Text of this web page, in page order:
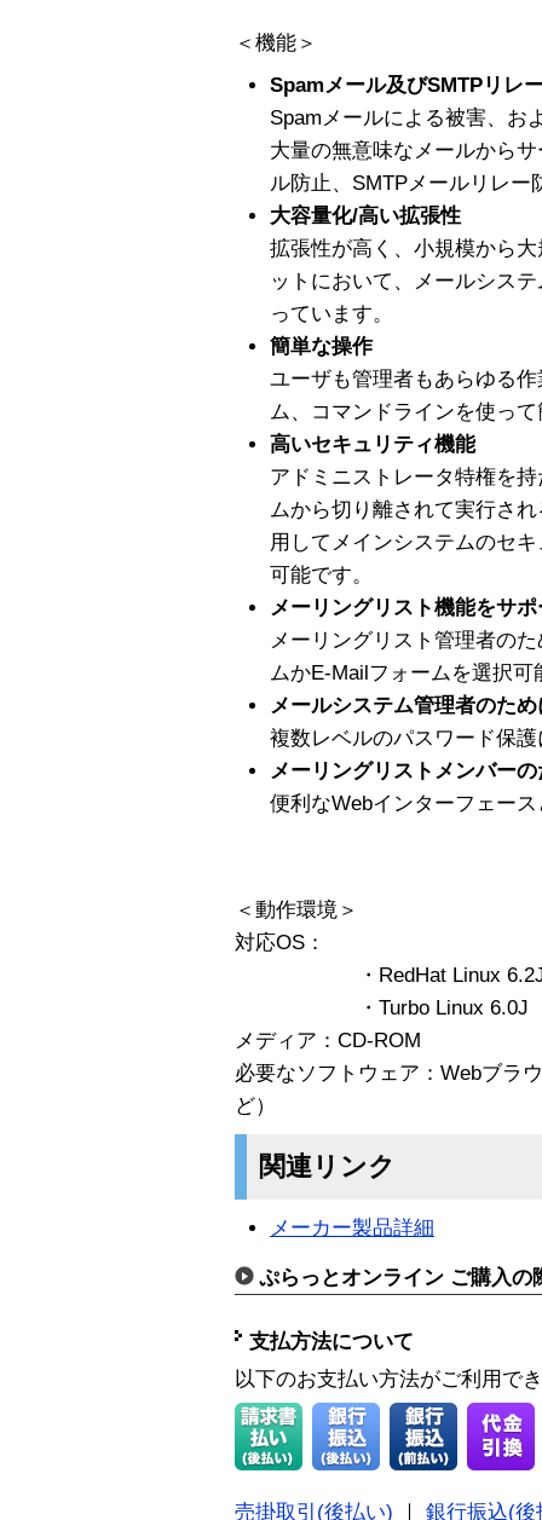
＜機能＞
Spamメール及びSMTPリレ
Spamメールによる被害、お
大量の無意味なメールから
ル防止、SMTPメールリレー
大容量化/高い拡張性
拡張性が高く、小規模から
ットにおいて、メールシス
っています。
簡単な操作
ユーザも管理者もあらゆる
ム、コマンドラインを使っ
高いセキュリティ機能
アドミニストレータ特権を
ムから切り離されて実行さ
用してメインシステムのセ
可能です。
メーリングリスト機能をサ
メーリングリスト管理者の
ムかE-Mailフォームを選択可
メールシステム管理者のため
複数レベルのパスワード保
メーリングリストメンバー
便利なWebインターフェー
＜動作環境＞
対応OS：
・RedHat Linux
・Turbo Linux 6.0J
メディア：CD-ROM
必要なソフトウェア：Webブラ
ど）
関連リンク
メーカー製品詳細
ぷらっとオンライン ご購入の
支払方法について
以下のお支払い方法がご利用で
売掛取引(後払い) 銀行振込(後